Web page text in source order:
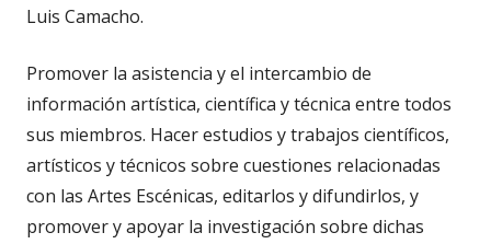
Luis Camacho.
Promover la asistencia y el intercambio de
información artística, científica y técnica entre todos
sus miembros. Hacer estudios y trabajos científicos,
artísticos y técnicos sobre cuestiones relacionadas
con las Artes Escénicas, editarlos y difundirlos, y
promover y apoyar la investigación sobre dichas